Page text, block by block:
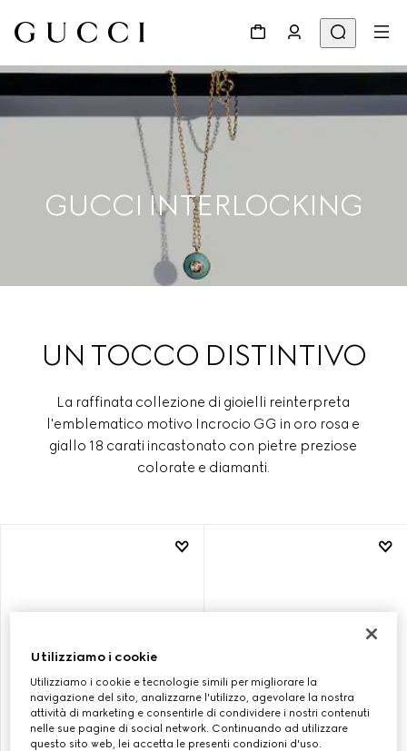
GUCCI INTERLOCKING
UN TOCCO DISTINTIVO
La raffinata collezione di gioielli reinterpreta
l'emblematico motivo Incrocio GG in oro rosa e
giallo 18 carati incastonato con pietre preziose
colorate e diamanti.
Utilizziamo i cookie
Utilizziamo i cookie e tecnologie simili per migliorare la
navigazione del sito, analizzarne l'utilizzo, agevolare la nostra
attività di marketing e consentirle di condividere i nostri contenuti
nelle sue pagine di social network. Continuando ad utilizzare
questo sito web, lei accetta le presenti condizioni d'uso.